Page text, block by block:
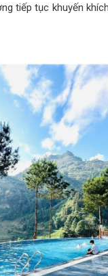
tiếp tục khuyến